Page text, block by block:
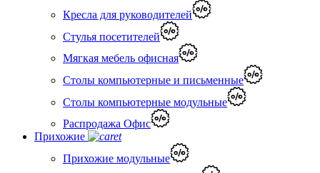
Кресла для руководителей
Стулья посетителей
Мягкая мебель офисная
Столы компьютерные и письменные
Столы компьютерные модульные
Распродажа Офис
Прихожие
Прихожие модульные